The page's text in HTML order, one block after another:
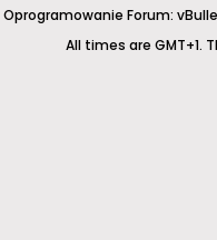
Oprogramowanie Forum:
All times are GMT+1.